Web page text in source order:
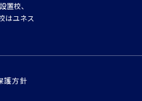
置校、
はユネス
護方針